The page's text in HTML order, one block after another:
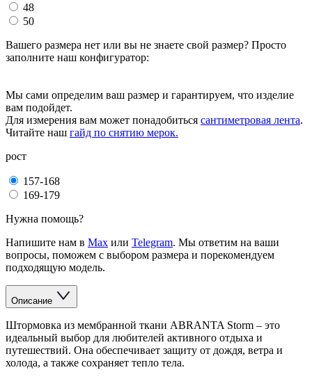
48
50
Вашего размера нет или вы не знаете свой размер? Просто
заполните наш конфигуратор:
Мы сами определим ваш размер и гарантируем, что изделие
вам подойдет.
Для измерения вам может понадобиться сантиметровая лента.
Читайте наш гайд по снятию мерок.
рост
157-168
169-179
Нужна помощь?
Напишите нам в Max или Telegram. Мы ответим на ваши
вопросы, поможем с выбором размера и порекомендуем
подходящую модель.
Описание
Штормовка из мембранной ткани ABRANTA Storm – это
идеальный выбор для любителей активного отдыха и
путешествий. Она обеспечивает защиту от дождя, ветра и
холода, а также сохраняет тепло тела.